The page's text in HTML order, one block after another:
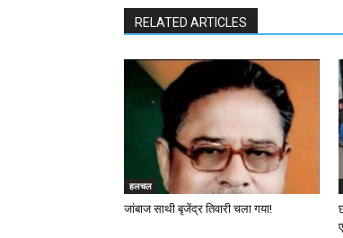
RELATED ARTICLES
हलचल
जांबाज साथी बृजेंद्र तिवारी चला गया!